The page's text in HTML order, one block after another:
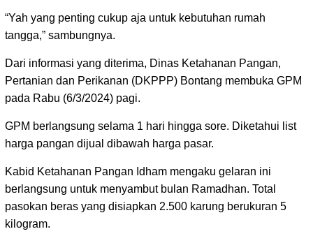
“Yah yang penting cukup aja untuk kebutuhan rumah
tangga,” sambungnya.
Dari informasi yang diterima, Dinas Ketahanan Pangan,
Pertanian dan Perikanan (DKPPP) Bontang membuka GPM
pada Rabu (6/3/2024) pagi.
GPM berlangsung selama 1 hari hingga sore. Diketahui list
harga pangan dijual dibawah harga pasar.
Kabid Ketahanan Pangan Idham mengaku gelaran ini
berlangsung untuk menyambut bulan Ramadhan. Total
pasokan beras yang disiapkan 2.500 karung berukuran 5
kilogram.